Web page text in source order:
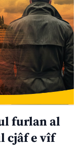
furlan al
cjâf e vîf